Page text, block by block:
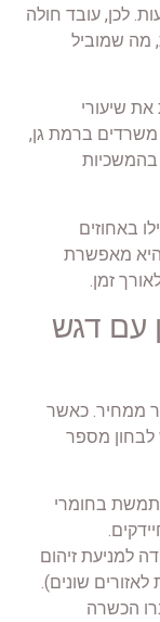
לשרוד על משטחים עד 48 שעות. לכן, עובד חולה
מה שמוביל
שיעורי
משרדים ברמת גן,
באחוזים
היא מאפשרת
זמן.
עם דגש
ממחיר. כאשר
לבחון מספר
בחומרי
למניעת זיהום
שונים).
הכשרה